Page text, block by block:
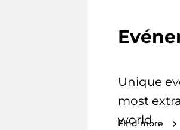
Unique
most
world.
Find more